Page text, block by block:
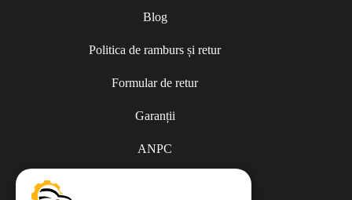
Blog
Politica de ramburs și retur
Formular de retur
Garanții
ANPC